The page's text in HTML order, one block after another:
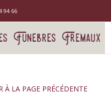
94 66
À LA PAGE PRÉCÉDENTE